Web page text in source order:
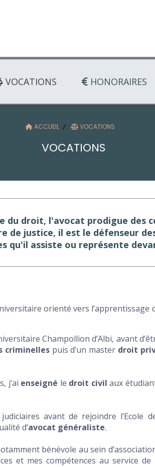
VOCATIONS HONORAIRES
ACCUEIL VOCATIONS
VOCATIONS
droit, l'avocat prodigue des
de justice, il est le défenseur
qu'il assiste ou représente
orienté vers l’apprentissage
Champollion d’Albi, avant
criminellespuis d’un master droit
j’ai enseigné le droit civil aux
avant de rejoindre l’Ecole
d’avocat généraliste.
bénévole au sein
et mes compétences au service de